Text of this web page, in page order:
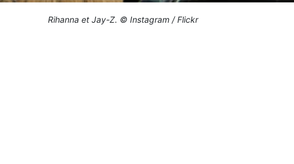
Rihanna et Jay-Z. © Instagram / Flickr